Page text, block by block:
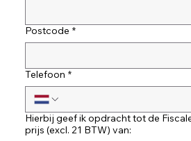
Postcode *
Telefoon *
Hierbij geef ik opdracht tot de
prijs (excl. 21 BTW) van: